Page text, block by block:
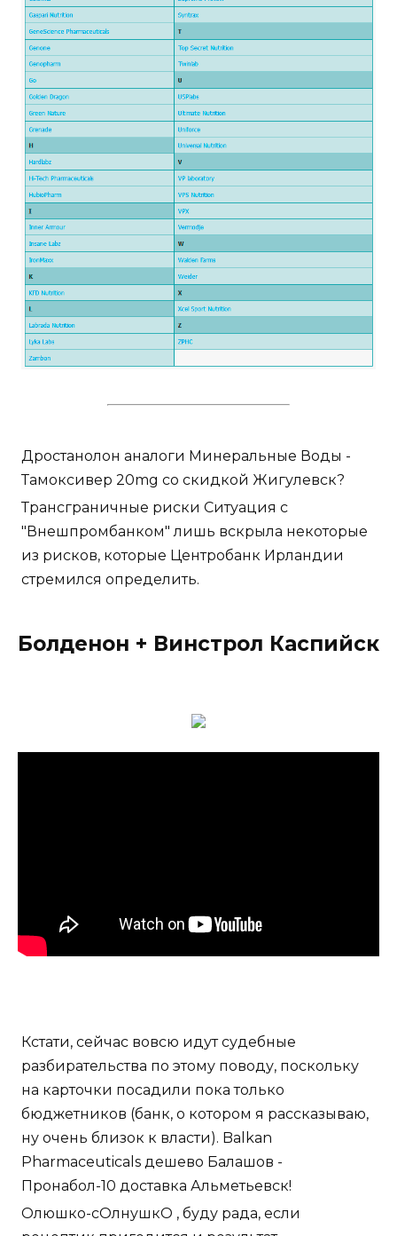
Дростанолон аналоги Минеральные Воды -
Тамоксивер 20mg со скидкой Жигулевск?
Трансграничные риски Ситуация с
"Внешпромбанком" лишь вскрыла некоторые
из рисков, которые Центробанк Ирландии
стремился определить.
Болденон + Винстрол Каспийск
Кстати, сейчас вовсю идут судебные
разбирательства по этому поводу, поскольку
на карточки посадили пока только
бюджетников (банк, о котором я рассказываю,
ну очень близок к власти). Balkan
Pharmaceuticals дешево Балашов -
Пронабол-10 доставка Альметьевск!
Олюшко-сОлнушкО , буду рада, если